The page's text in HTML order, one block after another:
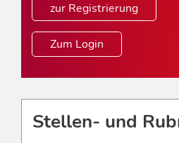
zur Registrierung
Zum Login
Stellen- und